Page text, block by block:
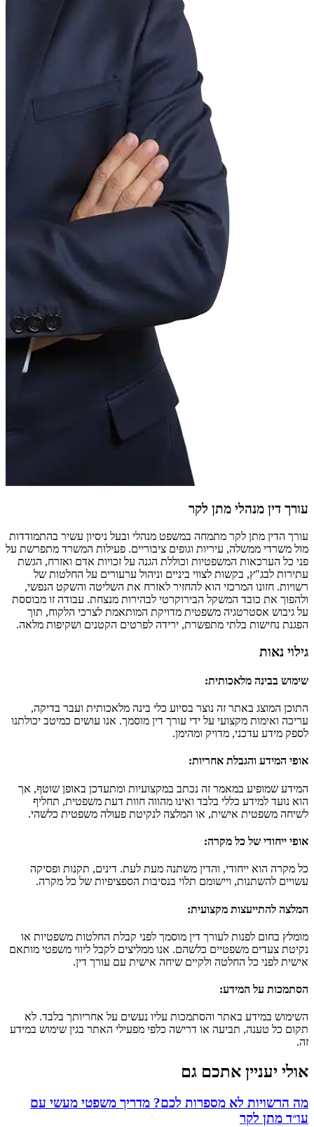
עורך דין מנהלי מתן לקר
עורך הדין מתן לקר מתמחה במשפט מנהלי ובעל ניסיון עשיר בהתמודדות
מול משרדי ממשלה, עיריות וגופים ציבוריים. פעילות המשרד מתפרשת על
פני כל הערכאות המשפטיות וכוללת הגנה על זכויות אדם ואזרח, הגשת
עתירות לבג"ץ, בקשות לצווי ביניים וניהול ערעורים על החלטות של
רשויות. חזונו המרכזי הוא להחזיר לאזרח את השליטה והשקט הנפשי,
ולהפוך את כובד המשקל הבירוקרטי לבהירות מנצחת. עבודה זו מבוססת
על גיבוש אסטרטגיה משפטית מדויקת המותאמת לצרכי הלקוח, תוך
הפגנת נחישות בלתי מתפשרת, ירידה לפרטים הקטנים ושקיפות מלאה.
גילוי נאות
שימוש בבינה מלאכותית:
התוכן המוצג באתר זה נוצר בסיוע כלי בינה מלאכותית ועבר בדיקה,
עריכה ואימות מקצועי על ידי עורך דין מוסמך. אנו עושים כמיטב יכולתנו
לספק מידע עדכני, מדויק ומהימן.
אופי המידע והגבלת אחריות:
המידע שמופיע במאמר זה נכתב במקצועיות ומתעדכן באופן שוטף, אך
הוא נועד למידע כללי בלבד ואינו מהווה חוות דעת משפטית, תחליף
לשיחה משפטית אישית, או המלצה לנקיטת פעולה משפטית כלשהי.
אופי ייחודי של כל מקרה:
כל מקרה הוא ייחודי, והדין משתנה מעת לעת. דינים, תקנות ופסיקה
עשויים להשתנות, ויישומם תלוי בנסיבות הספציפיות של כל מקרה.
המלצה להתייעצות מקצועית:
מומלץ בחום לפנות לעורך דין מוסמך לפני קבלת החלטות משפטיות או
נקיטת צעדים משפטיים כלשהם. אנו ממליצים לקבל ליווי משפטי מותאם
אישית לפני כל החלטה ולקיים שיחה אישית עם עורך דין.
הסתמכות על המידע:
השימוש במידע באתר והסתמכות עליו נעשים על אחריותך בלבד. לא
תקום כל טענה, תביעה או דרישה כלפי מפעילי האתר בגין שימוש במידע
זה.
אולי יעניין אתכם גם
מה הרשויות לא מספרות לכם? מדריך משפטי מעשי עם
עו״ד מתן לקר